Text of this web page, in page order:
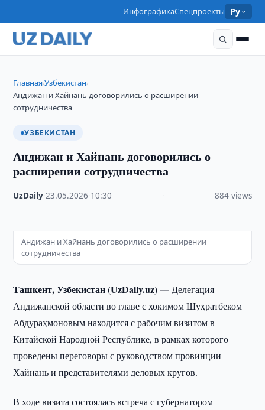
ИнфографикаСпецпроекты Ру
Главная›Узбекистан›
Андижан и Хайнань договорились о расширении
сотрудничества
УЗБЕКИСТАН
Андижан и Хайнань договорились о
расширении сотрудничества
UzDaily ·23.05.2026 10:30 884 views
Андижан и Хайнань договорились о расширении
сотрудничества
Ташкент, Узбекистан (UzDaily.uz) —Делегация
Андижанской области во главе с хокимом Шуҳратбеком
Абдураҳмоновым находится с рабочим визитом в
Китайской Народной Республике, в рамках которого
проведены переговоры с руководством провинции
Хайнань и представителями деловых кругов.
В ходе визита состоялась встреча с губернатором